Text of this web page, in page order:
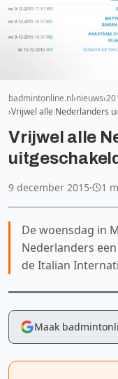
badmintonline.nl nieuws
Vrijwel alle Nederlanders
Vrijwel alle
9 december 2015· 1
De woensdag in
Nederlanders
de Italian
Maak